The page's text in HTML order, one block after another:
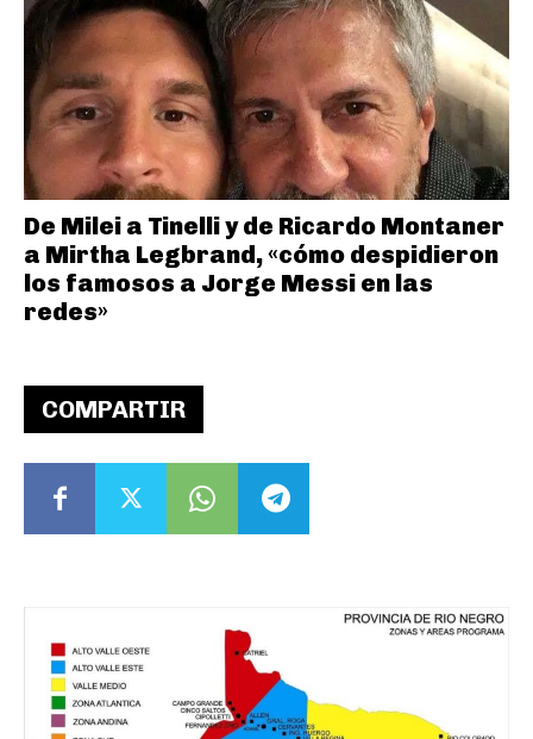
COMPARTIR
De Milei a Tinelli y de Ricardo Montaner
a Mirtha Legbrand, «cómo despidieron
los famosos a Jorge Messi en las
redes»